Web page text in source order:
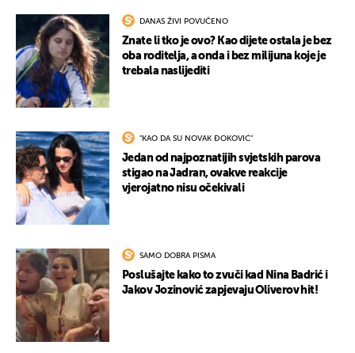
DANAS ŽIVI POVUČENO
Znate li tko je ovo? Kao dijete ostala je bez
oba roditelja, a onda i bez milijuna koje je
trebala naslijediti
"KAO DA SU NOVAK ĐOKOVIĆ"
Jedan od najpoznatijih svjetskih parova
stigao na Jadran, ovakve reakcije
vjerojatno nisu očekivali
SAMO DOBRA PISMA
Poslušajte kako to zvuči kad Nina Badrić i
Jakov Jozinović zapjevaju Oliverov hit!